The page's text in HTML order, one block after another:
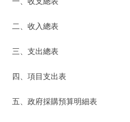
二、收入總表
三、支出總表
四、項目支出表
五、政府採購預算明細表